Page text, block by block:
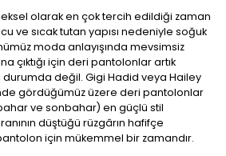
olarak en çok tercih edildiği zaman
ve sıcak tutan yapısı nedeniyle soğuk
moda anlayışında mevsimsiz
çıktığı için deri pantolonlar artık
durumda değil. Gigi Hadid veya Hailey
gördüğümüz üzere deri pantolonlar
ve sonbahar) en güçlü stil
düştüğü rüzgârın hafifçe
için mükemmel bir zamandır.